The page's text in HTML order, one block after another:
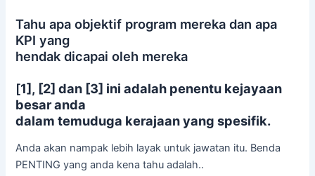
Tahu apa objektif program mereka dan apa
KPI yang
hendak dicapai oleh mereka
[1], [2] dan [3] ini adalah penentu kejayaan
besar anda
dalam temuduga kerajaan yang spesifik.
Anda akan nampak lebih layak untuk jawatan itu. Benda
PENTING yang anda kena tahu adalah..